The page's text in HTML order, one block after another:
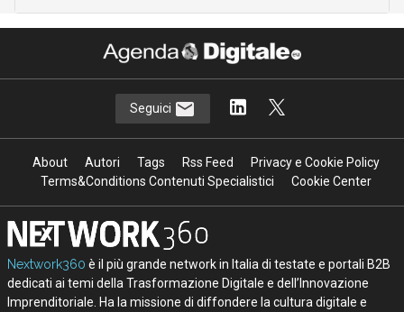
Seguici
About Autori Tags Rss Feed
Privacy e Cookie Policy
Terms&Conditions Contenuti Specialistici
Cookie Center
Nextwork360 è il più grande network in Italia di testate e portali B2B
dedicati ai temi della Trasformazione Digitale e dell’Innovazione
Imprenditoriale. Ha la missione di diffondere la cultura digitale e